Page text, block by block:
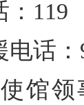
：119
电话：
馆领